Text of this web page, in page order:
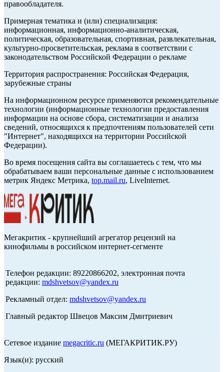
правообладателя.
Примерная тематика и (или) специализация:
информационная, информационно-аналитическая,
политическая, образовательная, спортивная, развлекательная,
культурно-просветительская, реклама в соответствии с
законодательством Российской Федерации о рекламе
Территория распространения: Российская Федерация,
зарубежные страны
На информационном ресурсе применяются рекомендательные
технологии (информационные технологии предоставления
информации на основе сбора, систематизации и анализа
сведений, относящихся к предпочтениям пользователей сети
"Интернет", находящихся на территории Российской
Федерации).
Во время посещения сайта вы соглашаетесь с тем, что мы
обрабатываем ваши персональные данные с использованием
метрик Яндекс Метрика, top.mail.ru, LiveInternet.
Мегакритик - крупнейший агрегатор рецензий на
кинофильмы в российском интернет-сегменте
Телефон редакции: 89220866202, электронная почта
редакции: mdshvetsov@yandex.ru
Рекламный отдел: mdshvetsov@yandex.ru
Главный редактор Швецов Максим Дмитриевич
Сетевое издание megacritic.ru (МЕГАКРИТИК.РУ)
Язык(и): русский